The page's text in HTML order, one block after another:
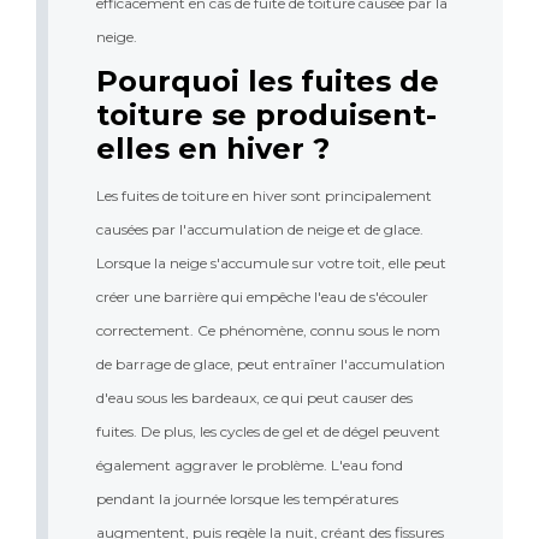
neige.
Pourquoi les fuites de
toiture se produisent-
elles en hiver ?
Les fuites de toiture en hiver sont principalement
causées par l'accumulation de neige et de glace.
Lorsque la neige s'accumule sur votre toit, elle peut
créer une barrière qui empêche l'eau de s'écouler
correctement. Ce phénomène, connu sous le nom
de barrage de glace, peut entraîner l'accumulation
d'eau sous les bardeaux, ce qui peut causer des
fuites. De plus, les cycles de gel et de dégel peuvent
également aggraver le problème. L'eau fond
pendant la journée lorsque les températures
augmentent, puis regèle la nuit, créant des fissures